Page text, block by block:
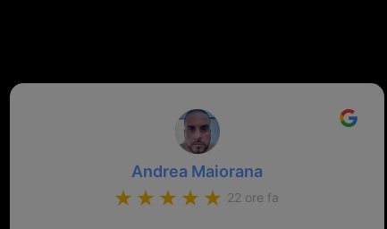
Andrea Maiorana
22 ore fa